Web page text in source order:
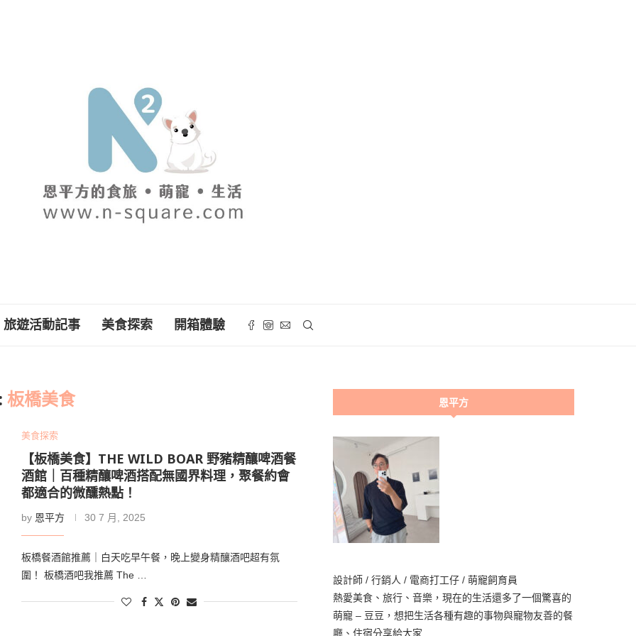
旅遊活動記事 美食探索 開箱體驗
板橋美食
美食探索
【板橋美食】THE WILD BOAR 野豬精釀啤酒餐
酒館｜百種精釀啤酒搭配無國界料理，聚餐約會
都適合的微醺熱點！
by 恩平方 30 7 月, 2025
板橋餐酒館推薦｜白天吃早午餐，晚上變身精釀酒吧超有氛
圍！ 板橋酒吧我推薦 The …
恩平方
設計師 / 行銷人 / 電商打工仔 / 萌寵飼育員
熱愛美食、旅行、音樂，現在的生活還多了一個驚喜的
萌寵 – 豆豆，想把生活各種有趣的事物與寵物友善的餐
廳、住宿分享給大家